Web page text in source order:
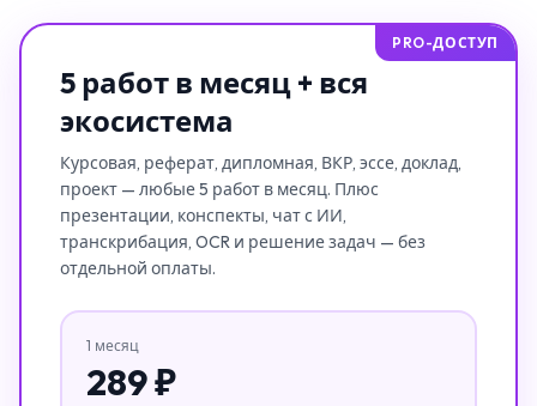
PRO-ДОСТУП
5 работ в месяц + вся
экосистема
Курсовая, реферат, дипломная, ВКР, эссе, доклад,
проект — любые 5 работ в месяц. Плюс
презентации, конспекты, чат с ИИ,
транскрибация, OCR и решение задач — без
отдельной оплаты.
1 месяц
289 ₽